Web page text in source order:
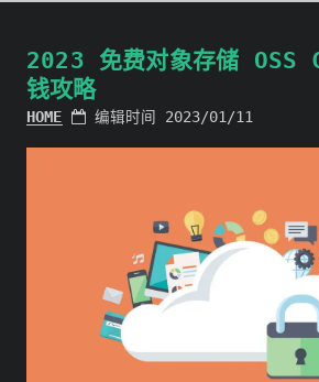
2023 免费对象存储 OSS
钱攻略
HOME 编辑时间 2023/01/11